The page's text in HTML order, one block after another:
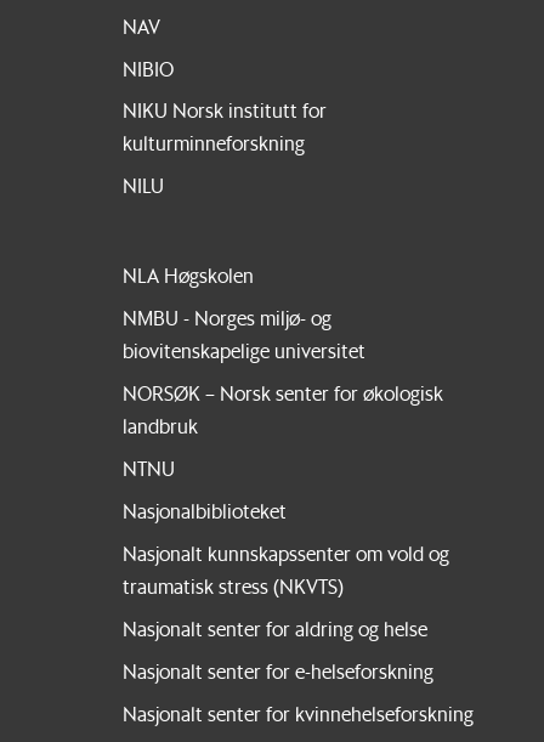
NAV
NIBIO
NIKU Norsk institutt for
kulturminneforskning
NILU
NLA Høgskolen
NMBU - Norges miljø- og
biovitenskapelige universitet
NORSØK – Norsk senter for økologisk
landbruk
NTNU
Nasjonalbiblioteket
Nasjonalt kunnskapssenter om vold og
traumatisk stress (NKVTS)
Nasjonalt senter for aldring og helse
Nasjonalt senter for e-helseforskning
Nasjonalt senter for kvinnehelseforskning